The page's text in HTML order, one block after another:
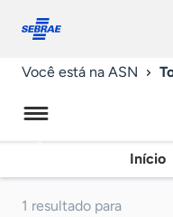
conosco
Você está na ASN
Início
1 resultado para